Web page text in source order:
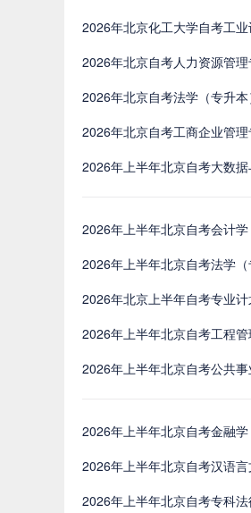
2026年北京化工大学自考工
2026年北京自考人力资源管
2026年北京自考法学（专升
2026年北京自考工商企业管
2026年上半年北京自考大数
2026年上半年北京自考会计
2026年上半年北京自考法学
2026年北京上半年自考专业
2026年上半年北京自考工程
2026年上半年北京自考公共
2026年上半年北京自考金融
2026年上半年北京自考汉语
2026年上半年北京自考专科